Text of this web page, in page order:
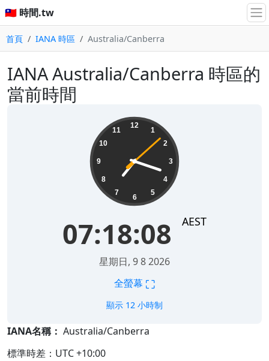
🇹🇼 時間.tw
首頁 IANA 時區 Australia/Canberra
IANA Australia/Canberra 時區的
當前時間
12
1
2
3
4
5
6
7
8
9
10
11
07:18:08 AEST
星期日, 9 8 2026
全螢幕 ⛶
顯示 12 小時制
IANA名稱： Australia/Canberra
標準時差：UTC +10:00